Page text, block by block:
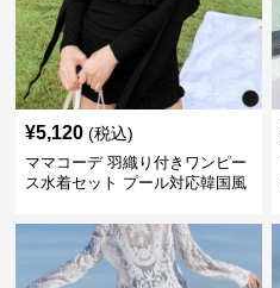
¥5,120 (税込)
ママコーデ 羽織り付きワンピー
ス水着セット プール対応韓国風